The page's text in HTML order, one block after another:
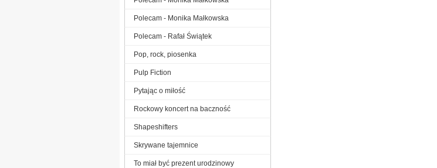
Polecam - Monika Małkowska
Polecam - Rafał Świątek
Pop, rock, piosenka
Pulp Fiction
Pytając o miłość
Rockowy koncert na baczność
Shapeshifters
Skrywane tajemnice
To miał być prezent urodzinowy